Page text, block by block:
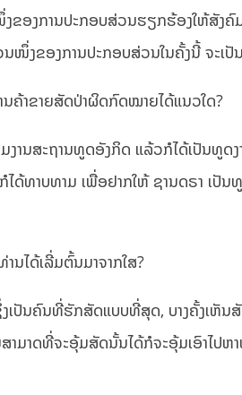
ອງການປະກອບສ່ວນຮຽກຮ້ອງໃຫ້ສັງຄົ
ໜຶ່ງຂອງການປະກອບສ່ວນໃນຄັ້ງນີ້ ຈະເປັ
ນຄ້າຂາຍສັດປ່າຜິດກົດໝາຍໄດ້ແນວໃດ?
ງານສະຖານທູດອັງກິດ ແລ້ວກໍໄດ້ເປັນທູດ
ໄດ້ທາບທາມ ເພື່ອຢາກໃຫ້ ຊານດຣາ ເ
ນໄດ້ເລີ່ມຕົ້ນມາຈາກໃສ?
ເປັນຄົນທີ່ຮັກສັດແບບທີ່ສຸດ, ບາງຄັ້ງເຫັ
າດທີ່ຈະອຸ້ມສັດນັ້ນໄດ້ກໍຈະອຸ້ມເອົາໄປຫ